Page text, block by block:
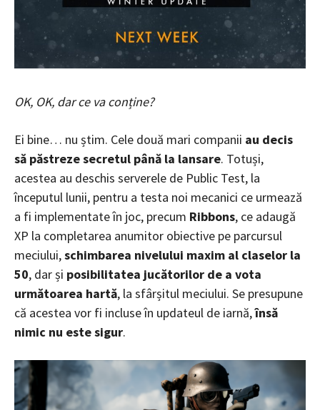
OK, OK, dar ce va conține?
Ei bine… nu știm. Cele două mari companii au decis
să păstreze secretul până la lansare. Totuși,
acestea au deschis serverele de Public Test, la
începutul lunii, pentru a testa noi mecanici ce urmează
a fi implementate în joc, precum Ribbons, ce adaugă
XP la completarea anumitor obiective pe parcursul
meciului,schimbarea nivelului maxim al claselor la
50, dar și posibilitatea jucătorilor de a vota
următoarea hartă, la sfârșitul meciului. Se presupune
că acestea vor fi incluse în updateul de iarnă,însă
nimic nu este sigur.